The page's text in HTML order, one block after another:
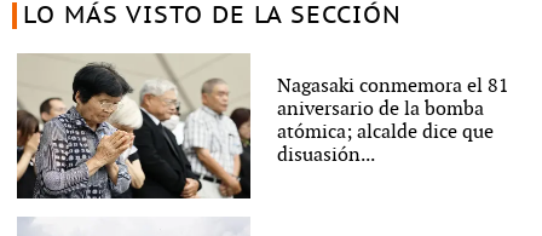
LO MÁS VISTO DE LA SECCIÓN
Nagasaki conmemora el 81
aniversario de la bomba
atómica; alcalde dice que
disuasión...